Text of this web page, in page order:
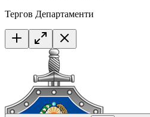
Тергов Департаменти